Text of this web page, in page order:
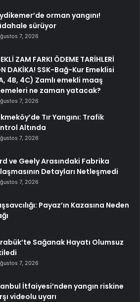
orman yangını!
sürüyor
7, 2026
ZAM FARKI ÖDEME TARİHLERİ
DAKİKA! SSK-Bağ-Kur Emeklisi
4B, 4C) Zamlı emekli maaş
ne zaman yatacak?
7, 2026
Tır Yangını: Trafik
Altında
7, 2026
ve Geely Arasındaki Fabrika
Detayları Netleşmedi
7, 2026
Payaz’ın Kazasına Neden
Sağanak Hayatı Olumsuz
7, 2026
İtfaiyesi’nden yangın riskine
videolu uyarı